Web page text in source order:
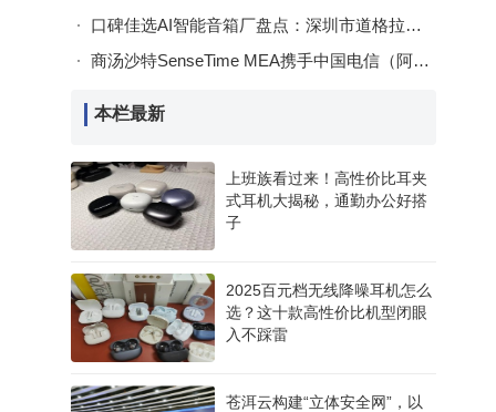
口碑佳选AI智能音箱厂盘点：深圳市道格拉斯科技凭实力与认证脱颖而出
商汤沙特SenseTime MEA携手中国电信（阿联酋） 共推阿曼智慧城市数字化转型
本栏最新
上班族看过来！高性价比耳夹
式耳机大揭秘，通勤办公好搭
子
2025百元档无线降噪耳机怎么
选？这十款高性价比机型闭眼
入不踩雷
苍洱云构建“立体安全网”，以